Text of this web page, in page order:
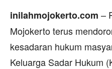
inilahmojokerto.com –
Mojokerto terus
kesadaran hukum
Keluarga Sadar Hukum